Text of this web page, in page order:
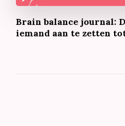
Brain balance journal:
iemand aan te zetten